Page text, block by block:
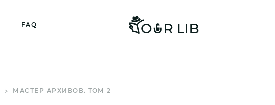
FAQ
МАСТЕР АРХИВОВ. ТОМ 2